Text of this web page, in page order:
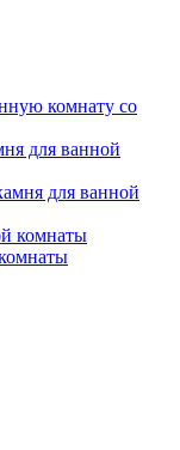
комнату со
для ванной
для ванной
комнаты